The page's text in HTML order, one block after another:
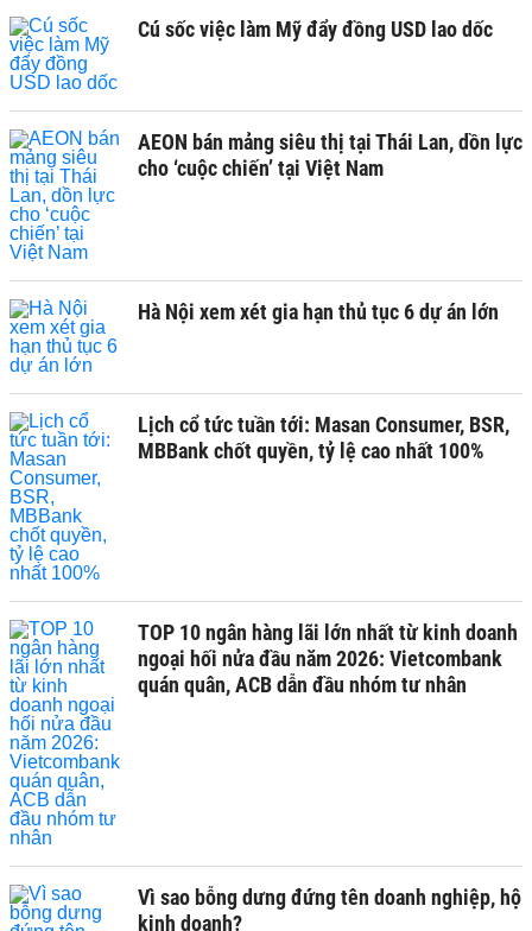
Cú sốc việc làm Mỹ đẩy đồng USD lao dốc
AEON bán mảng siêu thị tại Thái Lan, dồn lực
cho ‘cuộc chiến’ tại Việt Nam
Hà Nội xem xét gia hạn thủ tục 6 dự án lớn
Lịch cổ tức tuần tới: Masan Consumer, BSR,
MBBank chốt quyền, tỷ lệ cao nhất 100%
TOP 10 ngân hàng lãi lớn nhất từ kinh doanh
ngoại hối nửa đầu năm 2026: Vietcombank
quán quân, ACB dẫn đầu nhóm tư nhân
Vì sao bỗng dưng đứng tên doanh nghiệp, hộ
kinh doanh?